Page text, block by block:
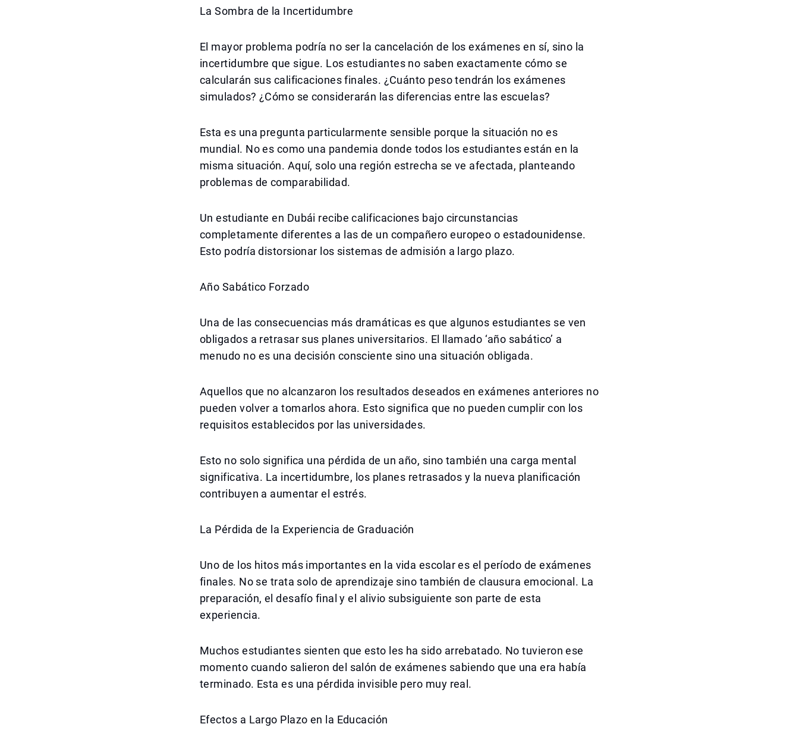
La Sombra de la Incertidumbre
El mayor problema podría no ser la cancelación de los exámenes en sí, sino la
incertidumbre que sigue. Los estudiantes no saben exactamente cómo se
calcularán sus calificaciones finales. ¿Cuánto peso tendrán los exámenes
simulados? ¿Cómo se considerarán las diferencias entre las escuelas?
Esta es una pregunta particularmente sensible porque la situación no es
mundial. No es como una pandemia donde todos los estudiantes están en la
misma situación. Aquí, solo una región estrecha se ve afectada, planteando
problemas de comparabilidad.
Un estudiante en Dubái recibe calificaciones bajo circunstancias
completamente diferentes a las de un compañero europeo o estadounidense.
Esto podría distorsionar los sistemas de admisión a largo plazo.
Año Sabático Forzado
Una de las consecuencias más dramáticas es que algunos estudiantes se ven
obligados a retrasar sus planes universitarios. El llamado ‘año sabático’ a
menudo no es una decisión consciente sino una situación obligada.
Aquellos que no alcanzaron los resultados deseados en exámenes anteriores no
pueden volver a tomarlos ahora. Esto significa que no pueden cumplir con los
requisitos establecidos por las universidades.
Esto no solo significa una pérdida de un año, sino también una carga mental
significativa. La incertidumbre, los planes retrasados y la nueva planificación
contribuyen a aumentar el estrés.
La Pérdida de la Experiencia de Graduación
Uno de los hitos más importantes en la vida escolar es el período de exámenes
finales. No se trata solo de aprendizaje sino también de clausura emocional. La
preparación, el desafío final y el alivio subsiguiente son parte de esta
experiencia.
Muchos estudiantes sienten que esto les ha sido arrebatado. No tuvieron ese
momento cuando salieron del salón de exámenes sabiendo que una era había
terminado. Esta es una pérdida invisible pero muy real.
Efectos a Largo Plazo en la Educación